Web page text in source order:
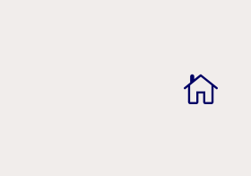
